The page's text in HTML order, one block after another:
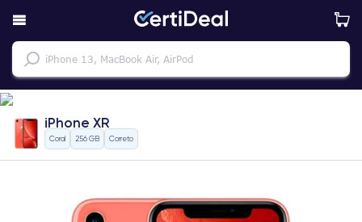
iPhone XR
Coral 256 GB Correto